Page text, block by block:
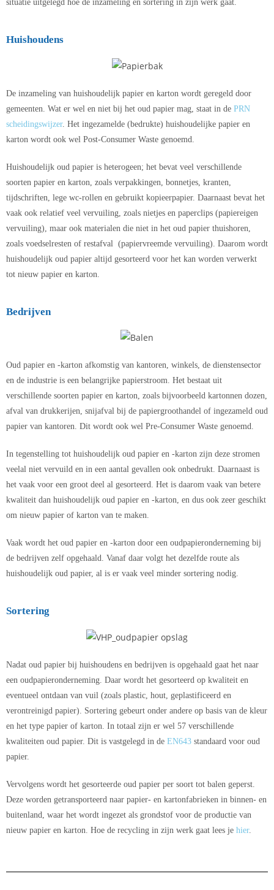
situatie uitgelegd hoe de inzameling en sortering in zijn werk gaat.
Huishoudens
De inzameling van huishoudelijk papier en karton wordt geregeld door
gemeenten. Wat er wel en niet bij het oud papier mag, staat in de PRN
scheidingswijzer. Het ingezamelde (bedrukte) huishoudelijke papier en
karton wordt ook wel Post-Consumer Waste genoemd.
Huishoudelijk oud papier is heterogeen; het bevat veel verschillende
soorten papier en karton, zoals verpakkingen, bonnetjes, kranten,
tijdschriften, lege wc-rollen en gebruikt kopieerpapier. Daarnaast bevat het
vaak ook relatief veel vervuiling, zoals nietjes en paperclips (papiereigen
vervuiling), maar ook materialen die niet in het oud papier thuishoren,
zoals voedselresten of restafval (papiervreemde vervuiling) . Daarom wordt
huishoudelijk oud papier altijd gesorteerd voor het kan worden verwerkt
tot nieuw papier en karton.
Bedrijven
Oud papier en -karton afkomstig van kantoren, winkels, de dienstensector
en de industrie is een belangrijke papierstroom. Het bestaat uit
verschillende soorten papier en karton, zoals bijvoorbeeld kartonnen dozen,
afval van drukkerijen, snijafval bij de papiergroothandel of ingezameld oud
papier van kantoren. Dit wordt ook wel Pre-Consumer Waste genoemd.
In tegenstelling tot huishoudelijk oud papier en -karton zijn deze stromen
veelal niet vervuild en in een aantal gevallen ook onbedrukt. Daarnaast is
het vaak voor een groot deel al gesorteerd. Het is daarom vaak van betere
kwaliteit dan huishoudelijk oud papier en -karton, en dus ook zeer geschikt
om nieuw papier of karton van te maken.
Vaak wordt het oud papier en -karton door een oudpapieronderneming bij
de bedrijven zelf opgehaald. Vanaf daar volgt het dezelfde route als
huishoudelijk oud papier, al is er vaak veel minder sortering nodig.
Sortering
Nadat oud papier bij huishoudens en bedrijven is opgehaald gaat het naar
een oudpapieronderneming. Daar wordt het gesorteerd op kwaliteit en
eventueel ontdaan van vuil (zoals plastic, hout, geplastificeerd en
verontreinigd papier). Sortering gebeurt onder andere op basis van de kleur
en het type papier of karton. In totaal zijn er wel 57 verschillende
kwaliteiten oud papier. Dit is vastgelegd in de EN643 standaard voor oud
papier.
Vervolgens wordt het gesorteerde oud papier per soort tot balen geperst.
Deze worden getransporteerd naar papier- en kartonfabrieken in binnen- en
buitenland, waar het wordt ingezet als grondstof voor de productie van
nieuw papier en karton. Hoe de recycling in zijn werk gaat lees je hier.